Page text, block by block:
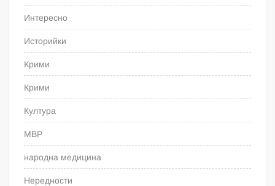
Интересно
Историйки
Крими
Крими
Култура
МВР
народна медицина
Нередности